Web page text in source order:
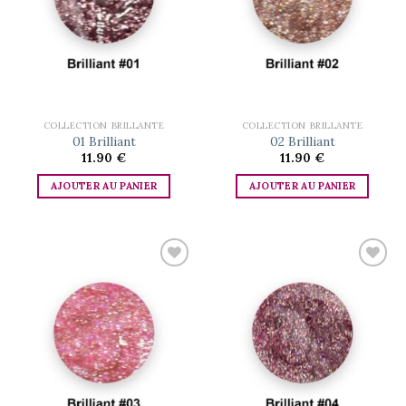
COLLECTION BRILLANTE
01 Brilliant
11.90 €
AJOUTER AU PANIER
COLLECTION BRILLANTE
02 Brilliant
11.90 €
AJOUTER AU PANIER
wishlist
wishlist